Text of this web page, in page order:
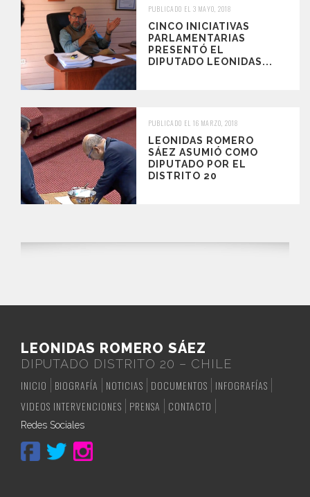
PUBLICADO EL 3 MAYO, 2018
CINCO INICIATIVAS
PARLAMENTARIAS
PRESENTÓ EL
DIPUTADO LEONIDAS...
PUBLICADO EL 16 MARZO, 2018
LEONIDAS ROMERO
SÁEZ ASUMIÓ COMO
DIPUTADO POR EL
DISTRITO 20
LEONIDAS ROMERO SÁEZ
DIPUTADO DISTRITO 20 – CHILE
INICIO
BIOGRAFÍA NOTICIAS DOCUMENTOS
INFOGRAFÍAS
VIDEOS INTERVENCIONES
PRENSA CONTACTO
Redes Sociales